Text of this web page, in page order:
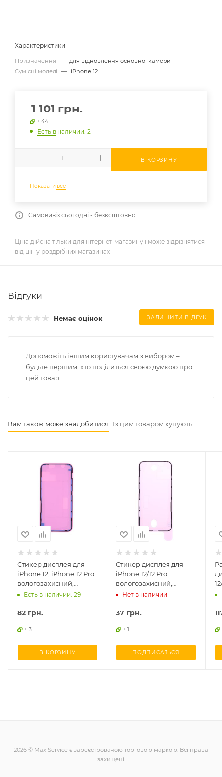
Характеристики
Призначення —
для відновлення основної камери
Сумісні моделі
— iPhone 12
1 101 грн.
+ 44
Есть в наличии: 2
В КОРЗИНУ
Показати все
Самовивіз сьогодні - безкоштовно
Ціна дійсна тільки для інтернет-магазину і може відрізнятися
від цін у роздрібних магазинах
Відгуки
Немає оцінок ЗАЛИШИТИ ВІДГУК
Допоможіть іншим користувачам з вибором –
будьте першим, хто поділиться своєю думкою про
цей товар
Вам також може знадобитися Із цим товаром купують
Стикер дисплея для
iPhone 12, iPhone 12 Pro
вологозахисний,
Service оригінал
Есть в наличии: 29
82 грн.
+ 3
В КОРЗИНУ
Стикер дисплея для
iPhone 12/12 Pro
вологозахисний,
оригінал
Нет в наличии
37 грн.
+ 1
ПОДПИСАТЬСЯ
2026 © Max Service є зареєстрованою торговою маркою. Всі права
захищені.